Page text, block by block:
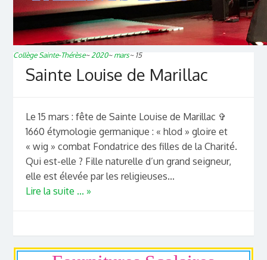
Collège Sainte-Thérèse~ 2020~ mars~ 15
Sainte Louise de Marillac
Le 15 mars : fête de Sainte Louise de Marillac ✞
1660 étymologie germanique : « hlod » gloire et
« wig » combat Fondatrice des filles de la Charité.
Qui est-elle ? Fille naturelle d’un grand seigneur,
elle est élevée par les religieuses...
Lire la suite ... »